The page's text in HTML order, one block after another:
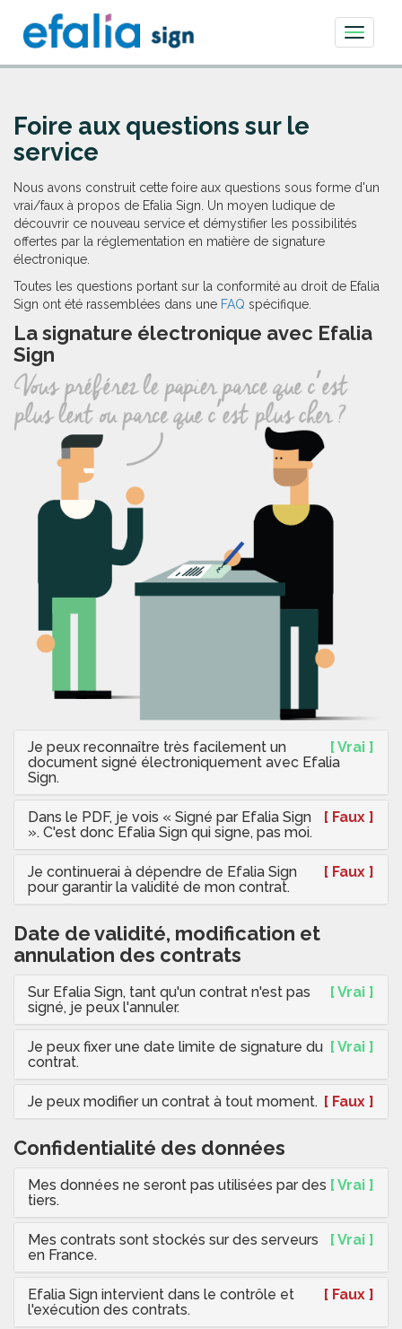
Toggle
Foire aux questions sur le
service
Nous avons construit cette foire aux questions sous forme d'un
vrai/faux à propos de Efalia Sign. Un moyen ludique de
découvrir ce nouveau service et démystifier les possibilités
offertes par la réglementation en matière de signature
électronique.
Toutes les questions portant sur la conformité au droit de Efalia
Sign ont été rassemblées dans une FAQ spécifique.
La signature électronique avec Efalia
Sign
[ Vrai ]
Je peux reconnaître très facilement un
document signé électroniquement avec Efalia
Sign.
[ Faux ]
Dans le PDF, je vois « Signé par Efalia Sign
». C'est donc Efalia Sign qui signe, pas moi.
[ Faux ]
Je continuerai à dépendre de Efalia Sign
pour garantir la validité de mon contrat.
Date de validité, modification et
annulation des contrats
[ Vrai ]
Sur Efalia Sign, tant qu'un contrat n'est pas
signé, je peux l'annuler.
[ Vrai ]
Je peux fixer une date limite de signature du
contrat.
[ Faux ]
Je peux modifier un contrat à tout moment.
Confidentialité des données
[ Vrai ]
Mes données ne seront pas utilisées par des
tiers.
[ Vrai ]
Mes contrats sont stockés sur des serveurs
en France.
[ Faux ]
Efalia Sign intervient dans le contrôle et
l'exécution des contrats.